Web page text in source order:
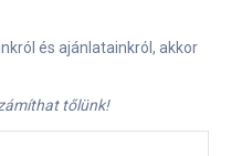
és ajánlatainkról, akkor
tőlünk!